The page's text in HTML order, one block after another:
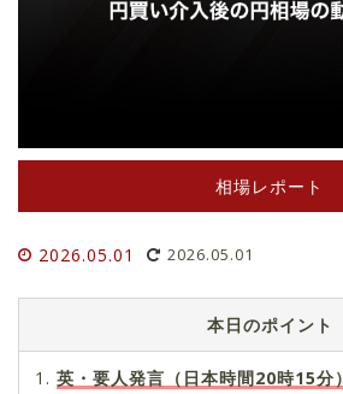
相場レポート
2026.05.01 2026.05.01
本日のポイント
英・要人発言（日本時間20時15分）